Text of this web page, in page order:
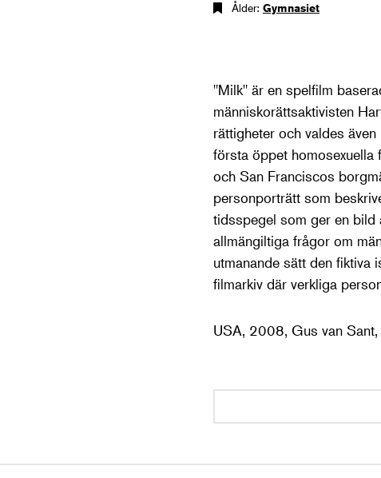
Ålder: Gymnasiet
"Milk" är en spelfilm
människorättsaktivisten
rättigheter och valdes
första öppet homosexuella
och San Franciscos
personporträtt som
tidsspegel som ger en bild
allmängiltiga frågor om
utmanande sätt den fiktiva
filmarkiv där verkliga
USA, 2008, Gus van